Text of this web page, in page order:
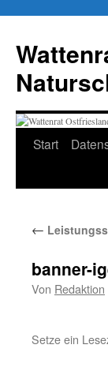
springen
Start
←
banner-
Von Redaktion
Setze ein